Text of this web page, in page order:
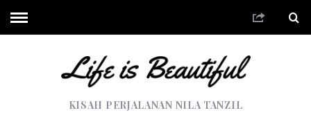
KISAH PERJALANAN NILA TANZIL